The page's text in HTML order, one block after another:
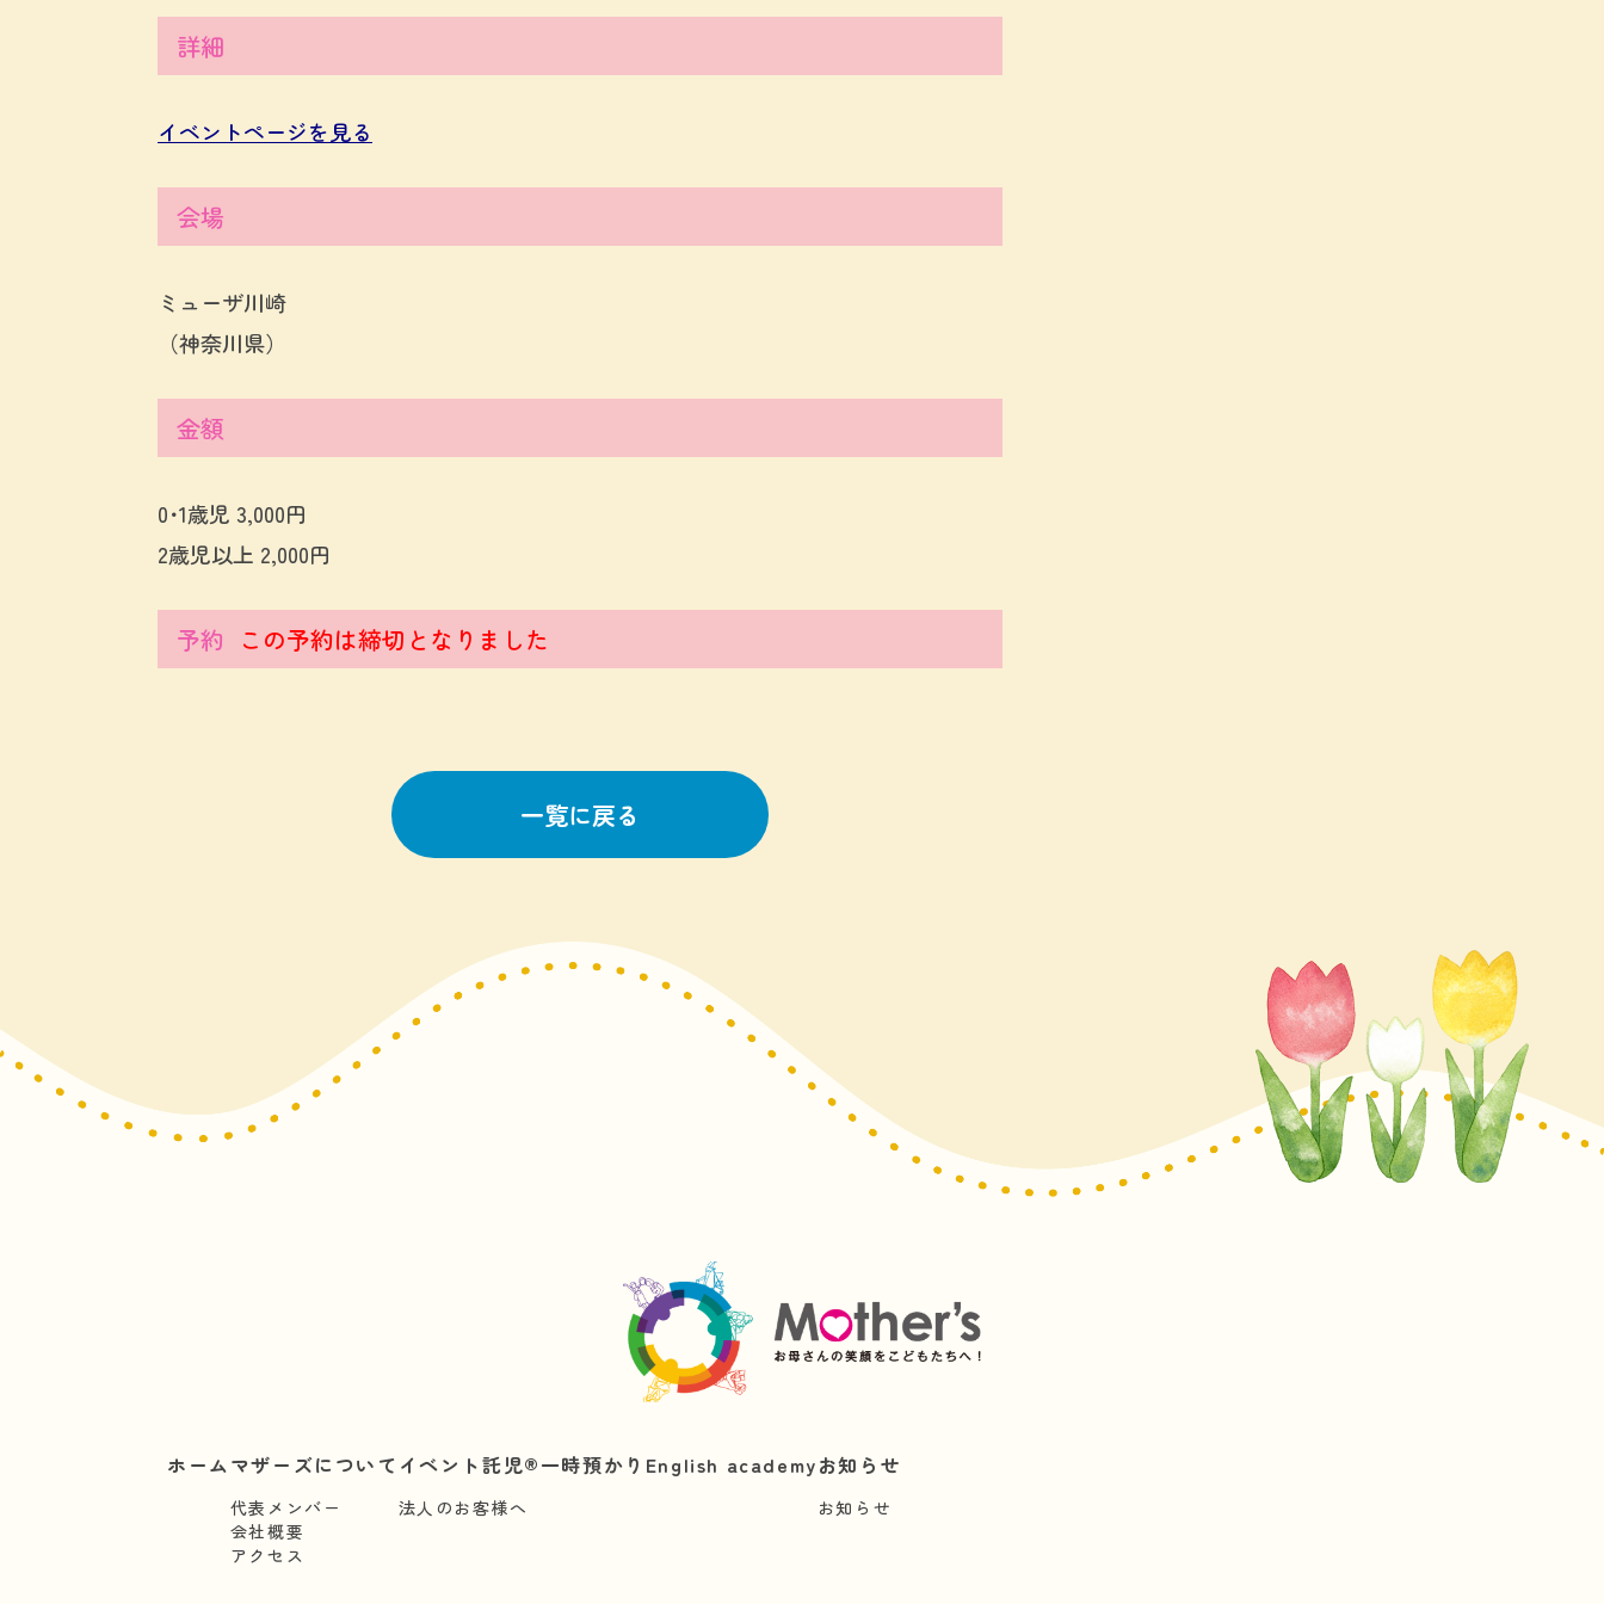
詳細
イベントページを見る
会場
ミューザ川崎
（神奈川県）
金額
0･1歳児 3,000円
2歳児以上 2,000円
予約 この予約は締切となりました
一覧に戻る
ホームマザーズについて
代表メンバー
会社概要
アクセス
イベント託児®︎
法人のお客様へ
一時預かり English academyお知らせ
お知らせ